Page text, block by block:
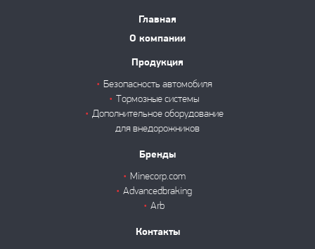
Главная
О компании
Продукция
Безопасность автомобиля
Тормозные системы
Дополнительное оборудование
для внедорожников
Бренды
Minecorp.com
Advancedbraking
Arb
Контакты